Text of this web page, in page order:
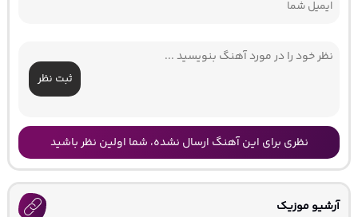
ثبت نظر
نظری برای این آهنگ ارسال نشده، شما اولین نظر باشید
آرشیو موزیک